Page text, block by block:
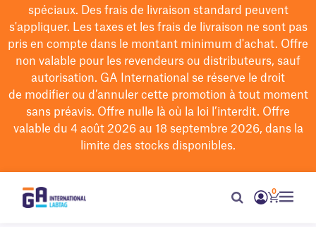
spéciaux. Des frais de livraison standard peuvent
s'appliquer. Les taxes et les frais de livraison ne sont pas
pris en compte dans le montant minimum d'achat. Offre
non valable pour les revendeurs ou distributeurs, sauf
autorisation. GA International se réserve le droit
de modifierou d’annuler cette promotion à tout moment
sans préavis. Offre nulle là où la loi l’interdit. Offre
valable du 4 août 2026 au 18 septembre 2026, dans la
limite des stocks disponibles.
0